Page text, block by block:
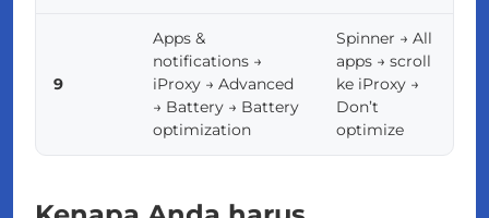
9
Apps &
notifications →
iProxy → Advanced
→ Battery → Battery
optimization
Spinner → All
apps → scroll
ke iProxy →
Don’t
optimize